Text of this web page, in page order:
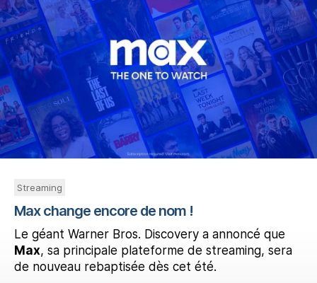
Streaming
Max change encore de nom !
Le géant Warner Bros. Discovery a annoncé que
Max, sa principale plateforme de streaming, sera
de nouveau rebaptisée dès cet été.